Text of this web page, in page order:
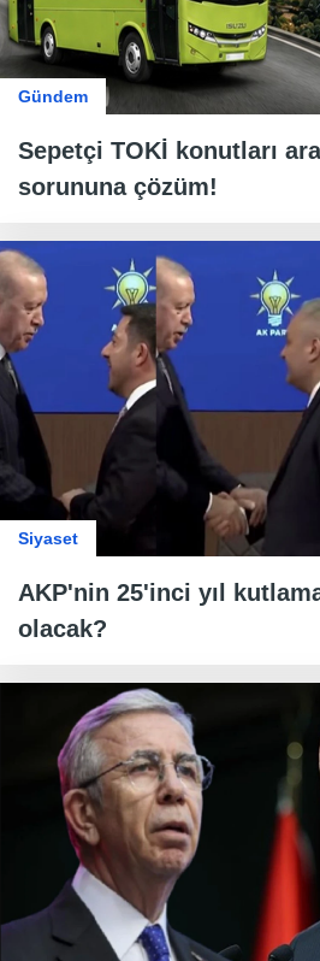
Gündem
Sepetçi TOKİ konutları
sorununa çözüm!
Siyaset
AKP'nin 25'inci yıl
olacak?